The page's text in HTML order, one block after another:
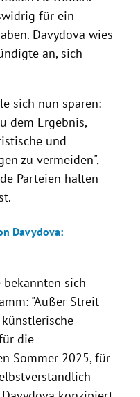
für ein
Davydova wies
an, sich
sich nun sparen:
dem Ergebnis,
und
zu vermeiden",
Parteien halten
Davydova:
sich
"Außer Streit
die
Sommer 2025, für